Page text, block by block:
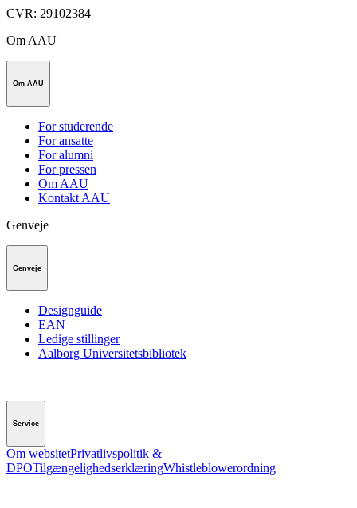
CVR: 29102384
Om AAU
Om AAU
For studerende
For ansatte
For alumni
For pressen
Om AAU
Kontakt AAU
Genveje
Genveje
Designguide
EAN
Ledige stillinger
Aalborg Universitetsbibliotek
Service
Om websitetPrivatlivspolitik &
DPOTilgængelighedserklæringWhistleblowerordning